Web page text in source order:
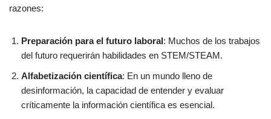
razones:
Preparación para el futuro laboral: Muchos de los trabajos
del futuro requerirán habilidades en STEM/STEAM.
Alfabetización científica: En un mundo lleno de
desinformación, la capacidad de entender y evaluar
críticamente la información científica es esencial.